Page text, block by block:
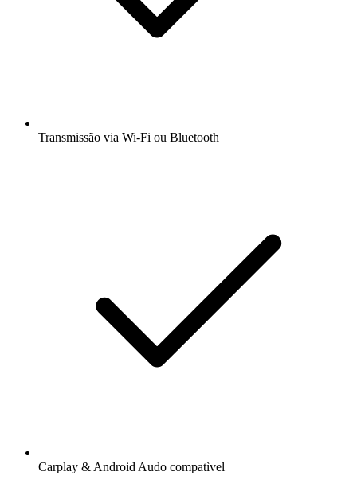
Transmissão via Wi-Fi ou Bluetooth
Carplay & Android Audo compatìvel